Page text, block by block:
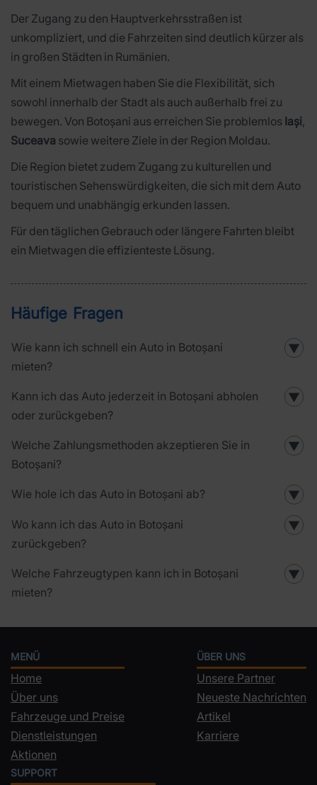
Der Zugang zu den Hauptverkehrsstraßen ist
unkompliziert, und die Fahrzeiten sind deutlich kürzer als
in großen Städten in Rumänien.
Mit einem Mietwagen haben Sie die Flexibilität, sich
sowohl innerhalb der Stadt als auch außerhalb frei zu
bewegen. Von Botoșani aus erreichen Sie problemlos Iași,
Suceava sowie weitere Ziele in der Region Moldau.
Die Region bietet zudem Zugang zu kulturellen und
touristischen Sehenswürdigkeiten, die sich mit dem Auto
bequem und unabhängig erkunden lassen.
Für den täglichen Gebrauch oder längere Fahrten bleibt
ein Mietwagen die effizienteste Lösung.
Häufige Fragen
Wie kann ich schnell ein Auto in Botoșani
mieten?
▼
Kann ich das Auto jederzeit in Botoșani abholen
oder zurückgeben?
▼
Welche Zahlungsmethoden akzeptieren Sie in
Botoșani?
▼
Wie hole ich das Auto in Botoșani ab? ▼
Wo kann ich das Auto in Botoșani
zurückgeben?
▼
Welche Fahrzeugtypen kann ich in Botoșani
mieten?
▼
MENÜ
Home
Über uns
Fahrzeuge und Preise
Dienstleistungen
Aktionen
ÜBER UNS
Unsere Partner
Neueste Nachrichten
Artikel
Karriere
SUPPORT